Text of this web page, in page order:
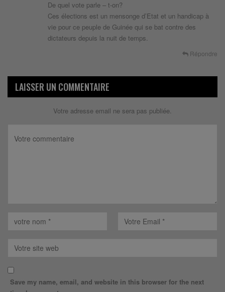
De quel vote parle – t-on?
Ces élections est un mensonge d’Etat et un handicap à
vie pour ce peuple de Guinée qui se bat contre des
dictateurs depuis la nuit de temps.
Répondre
LAISSER UN COMMENTAIRE
Votre adresse email ne sera pas publiée.
Save my name, email, and website in this browser for the next